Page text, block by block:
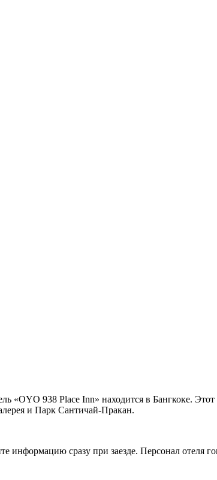
938 Place Inn» находится в Бангкоке. Этот
и Парк Сантичай-Пракан.
информацию сразу при заезде. Персонал отеля